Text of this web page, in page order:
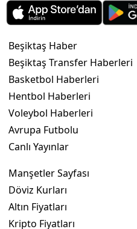
Beşiktaş Haber
Beşiktaş Transfer Haberleri
Basketbol Haberleri
Hentbol Haberleri
Voleybol Haberleri
Avrupa Futbolu
Canlı Yayınlar
Manşetler Sayfası
Döviz Kurları
Altın Fiyatları
Kripto Fiyatları